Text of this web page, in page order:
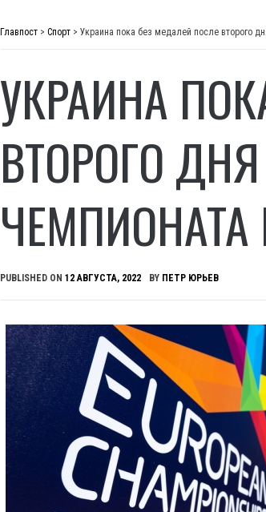
Главпост > Спорт > Украина пока без медалей после второго
УКРАИНА
ВТОРОГО
PUBLISHED ON 12 АВГУСТА, 2022 BY ПЕТР ЮРЬЕВ